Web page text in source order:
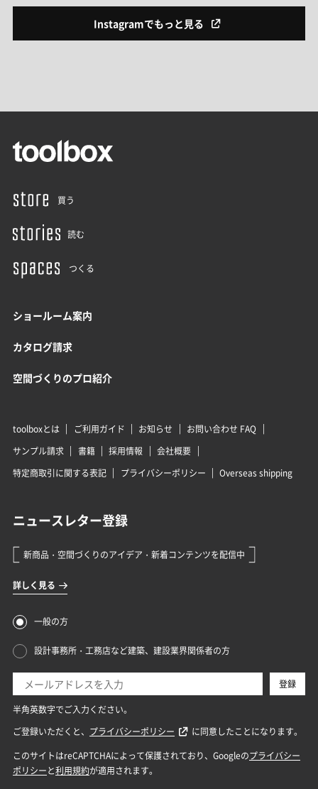
Instagramでもっと見る
買う
読む
つくる
ショールーム案内
カタログ請求
空間づくりのプロ紹介
toolboxとは ご利用ガイド お知らせ
お問い合わせ FAQ
サンプル請求
書籍 採用情報
会社概要
特定商取引に関する表記
プライバシーポリシー Overseas shipping